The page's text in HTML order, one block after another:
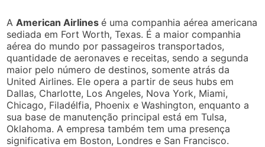
AAmerican Airlinesé uma companhia aérea americana
sediada em Fort Worth, Texas. É a maior companhia
aérea do mundo por passageiros transportados,
quantidade de aeronaves e receitas, sendo a segunda
maior pelo número de destinos, somente atrás da
United Airlines. Ele opera a partir de seus hubs em
Dallas, Charlotte, Los Angeles, Nova York, Miami,
Chicago, Filadélfia, Phoenix e Washington, enquanto a
sua base de manutenção principal está em Tulsa,
Oklahoma. A empresa também tem uma presença
significativa em Boston, Londres e San Francisco.